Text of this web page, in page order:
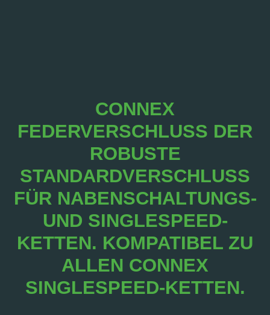
CONNEX
FEDERVERSCHLUSS DER
ROBUSTE
STANDARDVERSCHLUSS
FÜR NABENSCHALTUNGS-
UND SINGLESPEED-
KETTEN. KOMPATIBEL ZU
ALLEN CONNEX
SINGLESPEED-KETTEN.